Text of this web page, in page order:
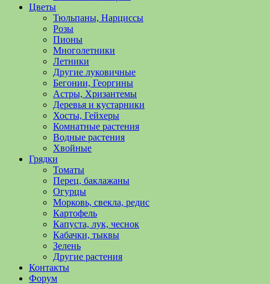
Цветы
Тюльпаны, Нарциссы
Розы
Пионы
Многолетники
Летники
Другие луковичные
Бегонии, Георгины
Астры, Хризантемы
Деревья и кустарники
Хосты, Гейхеры
Комнатные растения
Водные растения
Хвойные
Грядки
Томаты
Перец, баклажаны
Огурцы
Морковь, свекла, редис
Картофель
Капуста, лук, чеснок
Кабачки, тыквы
Зелень
Другие растения
Контакты
Форум